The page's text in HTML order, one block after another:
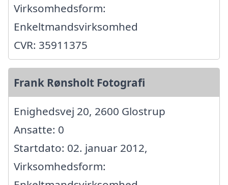
Virksomhedsform:
Enkeltmandsvirksomhed
CVR: 35911375
Frank Rønsholt Fotografi
Enighedsvej 20, 2600 Glostrup
Ansatte: 0
Startdato: 02. januar 2012,
Virksomhedsform: